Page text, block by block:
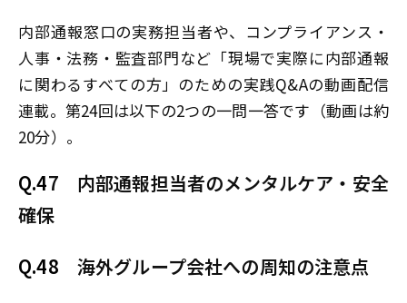
内部通報窓口の実務担当者や、コンプライアンス・
人事・法務・監査部門など「現場で実際に内部通報
に関わるすべての方」のための実践Q&Aの動画配信
連載。第24回は以下の2つの一問一答です（動画は約
20分）。
Q.47 内部通報担当者のメンタルケア・安全
確保
Q.48 海外グループ会社への周知の注意点